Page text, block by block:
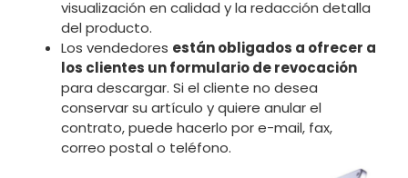
visualización en calidad y la redacción detalla
del producto.
Los vendedores están obligados a ofrecer a
los clientes un formulario de revocación
para descargar. Si el cliente no desea
conservar su artículo y quiere anular el
contrato, puede hacerlo por e-mail, fax,
correo postal o teléfono.